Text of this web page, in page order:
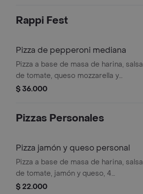
Rappi Fest
Pizza de pepperoni mediana
Pizza a base de masa de harina, salsa
de tomate, queso mozzarella y
pepperoni, 6 porciones.
$ 36.000
Pizzas Personales
Pizza jamón y queso personal
Pizza a base de masa de harina, salsa
de tomate, jamón y queso, 4
porciones.
$ 22.000